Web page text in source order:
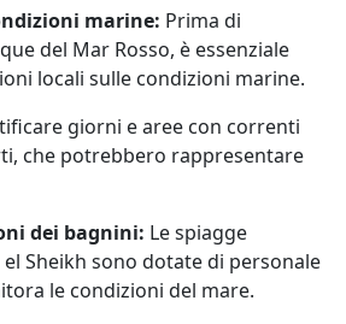
marine: Prima di
del Mar Rosso, è essenziale
locali sulle condizioni marine.
giorni e aree con correnti
che potrebbero rappresentare
dei bagnini: Le spiagge
Sheikh sono dotate di personale
le condizioni del mare.